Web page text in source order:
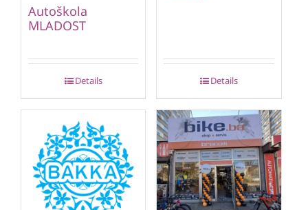
Autoškola
MLADOST
Details Details